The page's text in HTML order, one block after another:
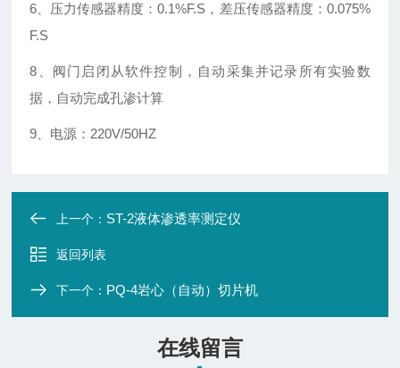
6、压力传感器精度：0.1%F.S，差压传感器精度：0.075%
F.S
8、阀门启闭从软件控制，自动采集并记录所有实验数
据，自动完成孔渗计算
9、电源：220V/50HZ
上一个： ST-2液体渗透率测定仪
返回列表
下一个： PQ-4岩心（自动）切片机
在线留言